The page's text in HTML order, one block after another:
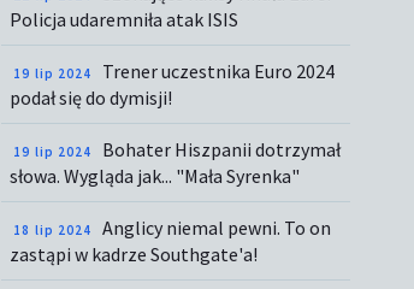
Policja udaremniła atak ISIS
19 lip 2024
Trener uczestnika Euro 2024
podał się do dymisji!
19 lip 2024
Bohater Hiszpanii dotrzymał
słowa. Wygląda jak... "Mała Syrenka"
18 lip 2024
Anglicy niemal pewni. To on
zastąpi w kadrze Southgate'a!